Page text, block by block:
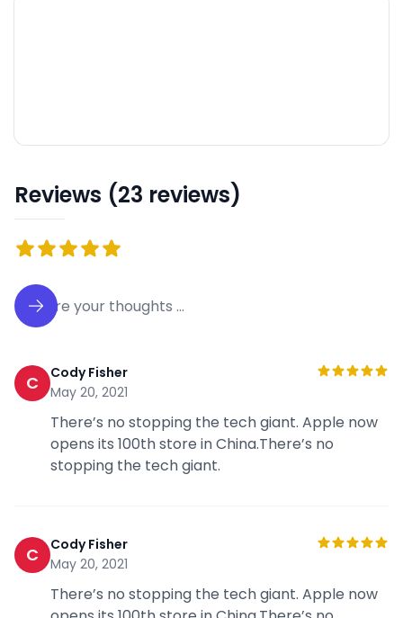
Reviews (23 reviews)
C
Cody Fisher
May 20, 2021
There’s no stopping the tech giant. Apple now
opens its 100th store in China.There’s no
stopping the tech giant.
C
Cody Fisher
May 20, 2021
There’s no stopping the tech giant. Apple now